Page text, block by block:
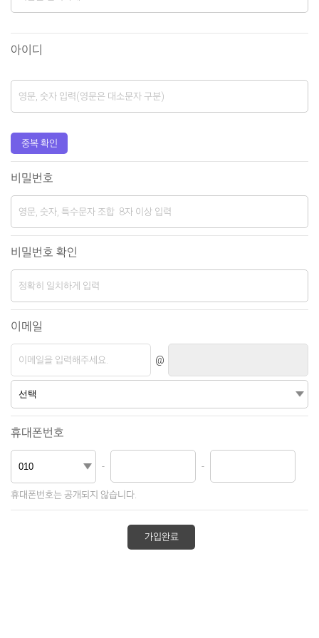
아이디
중복 확인
비밀번호
비밀번호 확인
이메일
@
휴대폰번호
- -
휴대폰번호는 공개되지 않습니다.